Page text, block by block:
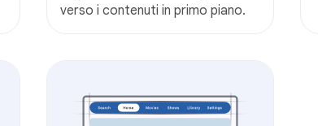
verso i contenuti in primo piano.